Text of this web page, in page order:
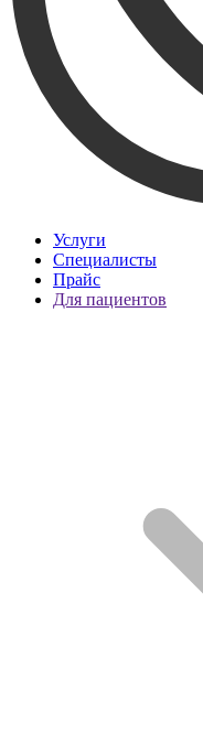
Услуги
Специалисты
Прайс
Для пациентов